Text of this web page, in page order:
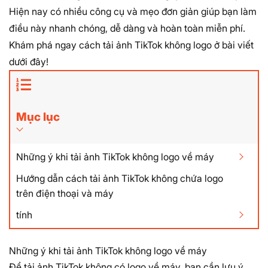
Hiện nay có nhiều công cụ và mẹo đơn giản giúp bạn làm
điều này nhanh chóng, dễ dàng và hoàn toàn miễn phí.
Khám phá ngay cách tải ảnh TikTok không logo ở bài viết
dưới đây!
Mục lục
Những ý khi tải ảnh TikTok không logo về máy
Hướng dẫn cách tải ảnh TikTok không chứa logo
trên điện thoại và máy
tính
Những ý khi tải ảnh TikTok không logo về máy